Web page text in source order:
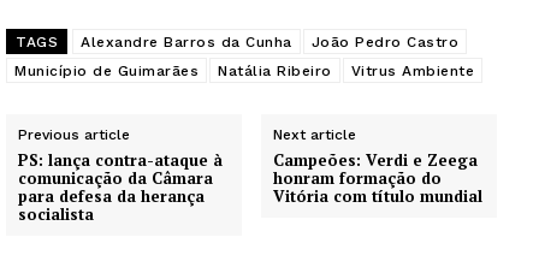
TAGS Alexandre Barros da Cunha
João Pedro Castro
Município de Guimarães
Natália Ribeiro Vitrus Ambiente
Previous article
PS: lança contra-ataque à
comunicação da Câmara
para defesa da herança
socialista
Next article
Campeões: Verdi e Zeega
honram formação do
Vitória com título mundial